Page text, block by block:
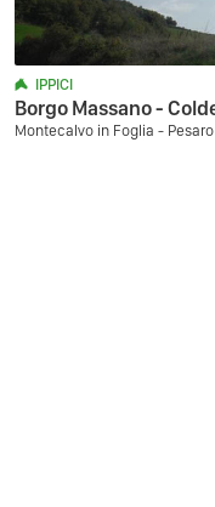
IPPICI
Borgo Massano -
Montecalvo in Foglia - Pesaro